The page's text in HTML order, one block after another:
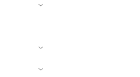
›
›
›